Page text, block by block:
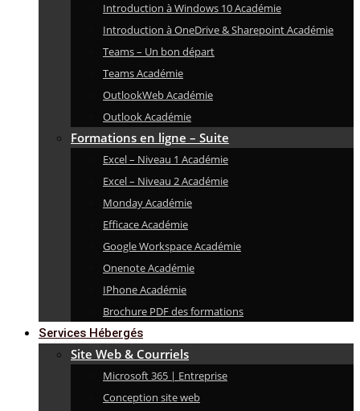
Introduction à Windows 10 Académie
Introduction à OneDrive & Sharepoint Académie
Teams – Un bon départ
Teams Académie
OutlookWeb Académie
Outlook Académie
Formations en ligne – Suite
Excel – Niveau 1 Académie
Excel – Niveau 2 Académie
Monday Académie
Efficace Académie
Google Workspace Académie
Onenote Académie
IPhone Académie
Brochure PDF des formations
Services Hébergés
Site Web & Courriels
Microsoft 365 | Entreprise
Conception site web